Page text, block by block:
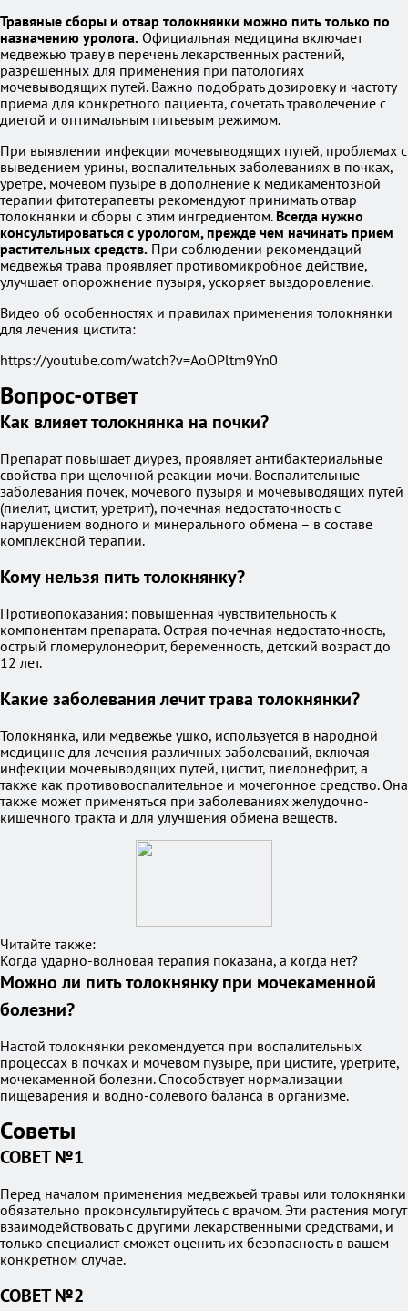
Травяные сборы и отвар толокнянки можно пить только по
назначению уролога. Официальная медицина включает
медвежью траву в перечень лекарственных растений,
разрешенных для применения при патологиях
мочевыводящих путей. Важно подобрать дозировку и частоту
приема для конкретного пациента, сочетать траволечение с
диетой и оптимальным питьевым режимом.
При выявлении инфекции мочевыводящих путей, проблемах с
выведением урины, воспалительных заболеваниях в почках,
уретре, мочевом пузыре в дополнение к медикаментозной
терапии фитотерапевты рекомендуют принимать отвар
толокнянки и сборы с этим ингредиентом. Всегда нужно
консультироваться с урологом, прежде чем начинать прием
растительных средств. При соблюдении рекомендаций
медвежья трава проявляет противомикробное действие,
улучшает опорожнение пузыря, ускоряет выздоровление.
Видео об особенностях и правилах применения толокнянки
для лечения цистита:
https://youtube.com/watch?v=AoOPltm9Yn0
Вопрос-ответ
Как влияет толокнянка на почки?
Препарат повышает диурез, проявляет антибактериальные
свойства при щелочной реакции мочи. Воспалительные
заболевания почек, мочевого пузыря и мочевыводящих путей
(пиелит, цистит, уретрит), почечная недостаточность с
нарушением водного и минерального обмена – в составе
комплексной терапии.
Кому нельзя пить толокнянку?
Противопоказания: повышенная чувствительность к
компонентам препарата. Острая почечная недостаточность,
острый гломерулонефрит, беременность, детский возраст до
12 лет.
Какие заболевания лечит трава толокнянки?
Толокнянка, или медвежье ушко, используется в народной
медицине для лечения различных заболеваний, включая
инфекции мочевыводящих путей, цистит, пиелонефрит, а
также как противовоспалительное и мочегонное средство. Она
также может применяться при заболеваниях желудочно-
кишечного тракта и для улучшения обмена веществ.
Читайте также:
Когда ударно-волновая терапия показана, а когда нет?
Можно ли пить толокнянку при мочекаменной
болезни?
Настой толокнянки рекомендуется при воспалительных
процессах в почках и мочевом пузыре, при цистите, уретрите,
мочекаменной болезни. Способствует нормализации
пищеварения и водно-солевого баланса в организме.
Советы
СОВЕТ №1
Перед началом применения медвежьей травы или толокнянки
обязательно проконсультируйтесь с врачом. Эти растения могут
взаимодействовать с другими лекарственными средствами, и
только специалист сможет оценить их безопасность в вашем
конкретном случае.
СОВЕТ №2